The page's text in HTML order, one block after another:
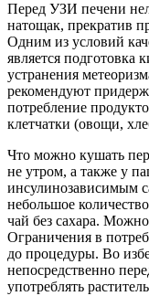
Перед УЗИ печени
натощак, прекратив
Одним из условий
является подготовка
устранения
рекомендуют
потребление
клетчатки (овощи,
Что можно кушать
не утром, а также у
инсулинозависимым
небольшое
чай без сахара.
Ограничения в
до процедуры. Во
непосредственно
употреблять